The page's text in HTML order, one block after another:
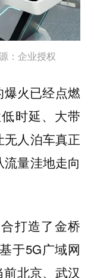
：企业授权
火已经点燃
时延、大带
人泊车真正
量洼地走向
打造了金桥
于5G广域网
北京、武汉